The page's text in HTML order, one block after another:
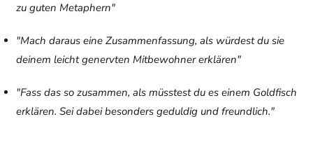
zu guten Metaphern"
"Mach daraus eine Zusammenfassung, als würdest du sie
deinem leicht genervten Mitbewohner erklären"
"Fass das so zusammen, als müsstest du es einem Goldfisch
erklären. Sei dabei besonders geduldig und freundlich."